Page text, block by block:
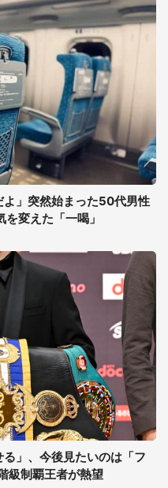
」突然始まった50代男性
変えた「一喝」
」、今後見たいのは「フ
級制覇王者が熱望